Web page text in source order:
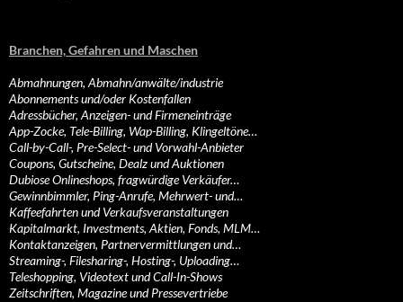
Branchen, Gefahren und Maschen
Abmahnungen, Abmahn/anwälte/industrie
Abonnements und/oder Kostenfallen
Adressbücher, Anzeigen- und Firmeneinträge
App-Zocke, Tele-Billing, Wap-Billing, Klingeltöne…
Call-by-Call-, Pre-Select- und Vorwahl-Anbieter
Coupons, Gutscheine, Dealz und Auktionen
Dubiose Onlineshops, fragwürdige Verkäufer…
Gewinnbimmler, Ping-Anrufe, Mehrwert- und…
Kaffeefahrten und Verkaufsveranstaltungen
Kapitalmarkt, Investments, Aktien, Fonds, MLM…
Kontaktanzeigen, Partnervermittlungen und…
Streaming-, Filesharing-, Hosting-, Uploading…
Teleshopping, Videotext und Call-In-Shows
Zeitschriften, Magazine und Pressevertriebe